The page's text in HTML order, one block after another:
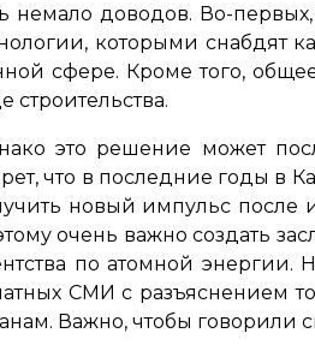
немало доводов. Во-
которыми снабдят
сфере. Кроме того,
строительства.
это решение может
что в последние годы в
новый импульс после
очень важно создать
по атомной энергии.
СМИ с разъяснением
Важно, чтобы говорили